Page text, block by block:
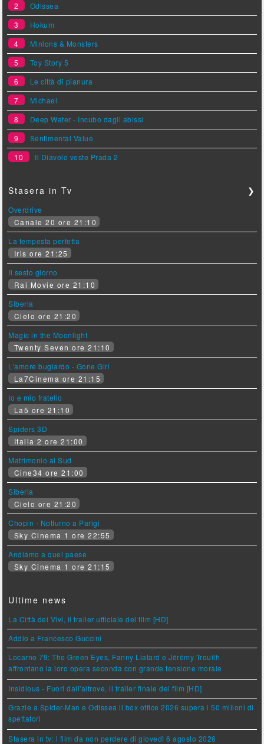
2
Odissea
3
Hokum
4
Minions & Monsters
5
Toy Story 5
6
Le città di pianura
7
Michael
8
Deep Water - Incubo dagli abissi
9
Sentimental Value
10
Il Diavolo veste Prada 2
Stasera in Tv ❯
Overdrive
Canale 20 ore 21:10
La tempesta perfetta
Iris ore 21:25
Il sesto giorno
Rai Movie ore 21:10
Siberia
Cielo ore 21:20
Magic in the Moonlight
Twenty Seven ore 21:10
L'amore bugiardo - Gone Girl
La7Cinema ore 21:15
Io e mio fratello
La5 ore 21:10
Spiders 3D
Italia 2 ore 21:00
Matrimonio al Sud
Cine34 ore 21:00
Siberia
Cielo ore 21:20
Chopin - Notturno a Parigi
Sky Cinema 1 ore 22:55
Andiamo a quel paese
Sky Cinema 1 ore 21:15
Ultime news
La Città dei Vivi, il trailer ufficiale del film [HD]
Addio a Francesco Guccini
Locarno 79: The Green Eyes, Fanny Liatard e Jérémy Trouilh
affrontano la loro opera seconda con grande tensione morale
Insidious - Fuori dall'altrove, il trailer finale del film [HD]
Grazie a Spider-Man e Odissea il box office 2026 supera i 50 milioni di
spettatori
Stasera in tv: i film da non perdere di giovedì 6 agosto 2026